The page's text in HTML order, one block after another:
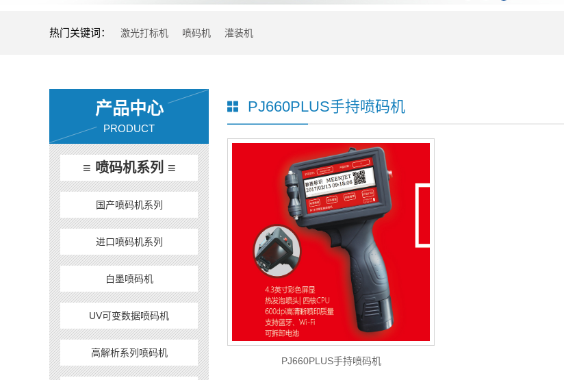
热门关键词： 激光打标机 喷码机 灌装机
产品中心
PRODUCT
≡ 喷码机系列 ≡
国产喷码机系列
进口喷码机系列
白墨喷码机
UV可变数据喷码机
高解析系列喷码机
PJ660PLUS手持喷码机
PJ660PLUS手持喷码机